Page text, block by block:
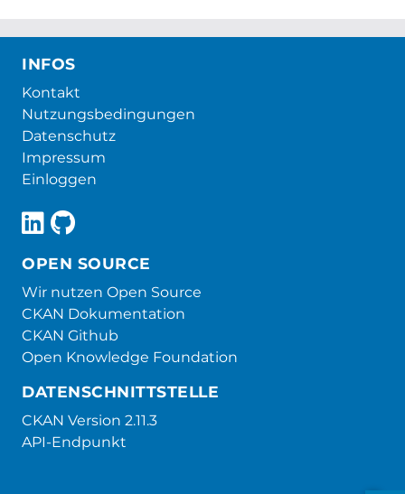
INFOS
Kontakt
Nutzungsbedingungen
Datenschutz
Impressum
Einloggen
OPEN SOURCE
Wir nutzen Open Source
CKAN Dokumentation
CKAN Github
Open Knowledge Foundation
DATENSCHNITTSTELLE
CKAN Version 2.11.3
API-Endpunkt